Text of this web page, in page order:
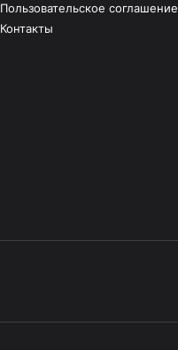
Пользовательское соглашение
Контакты